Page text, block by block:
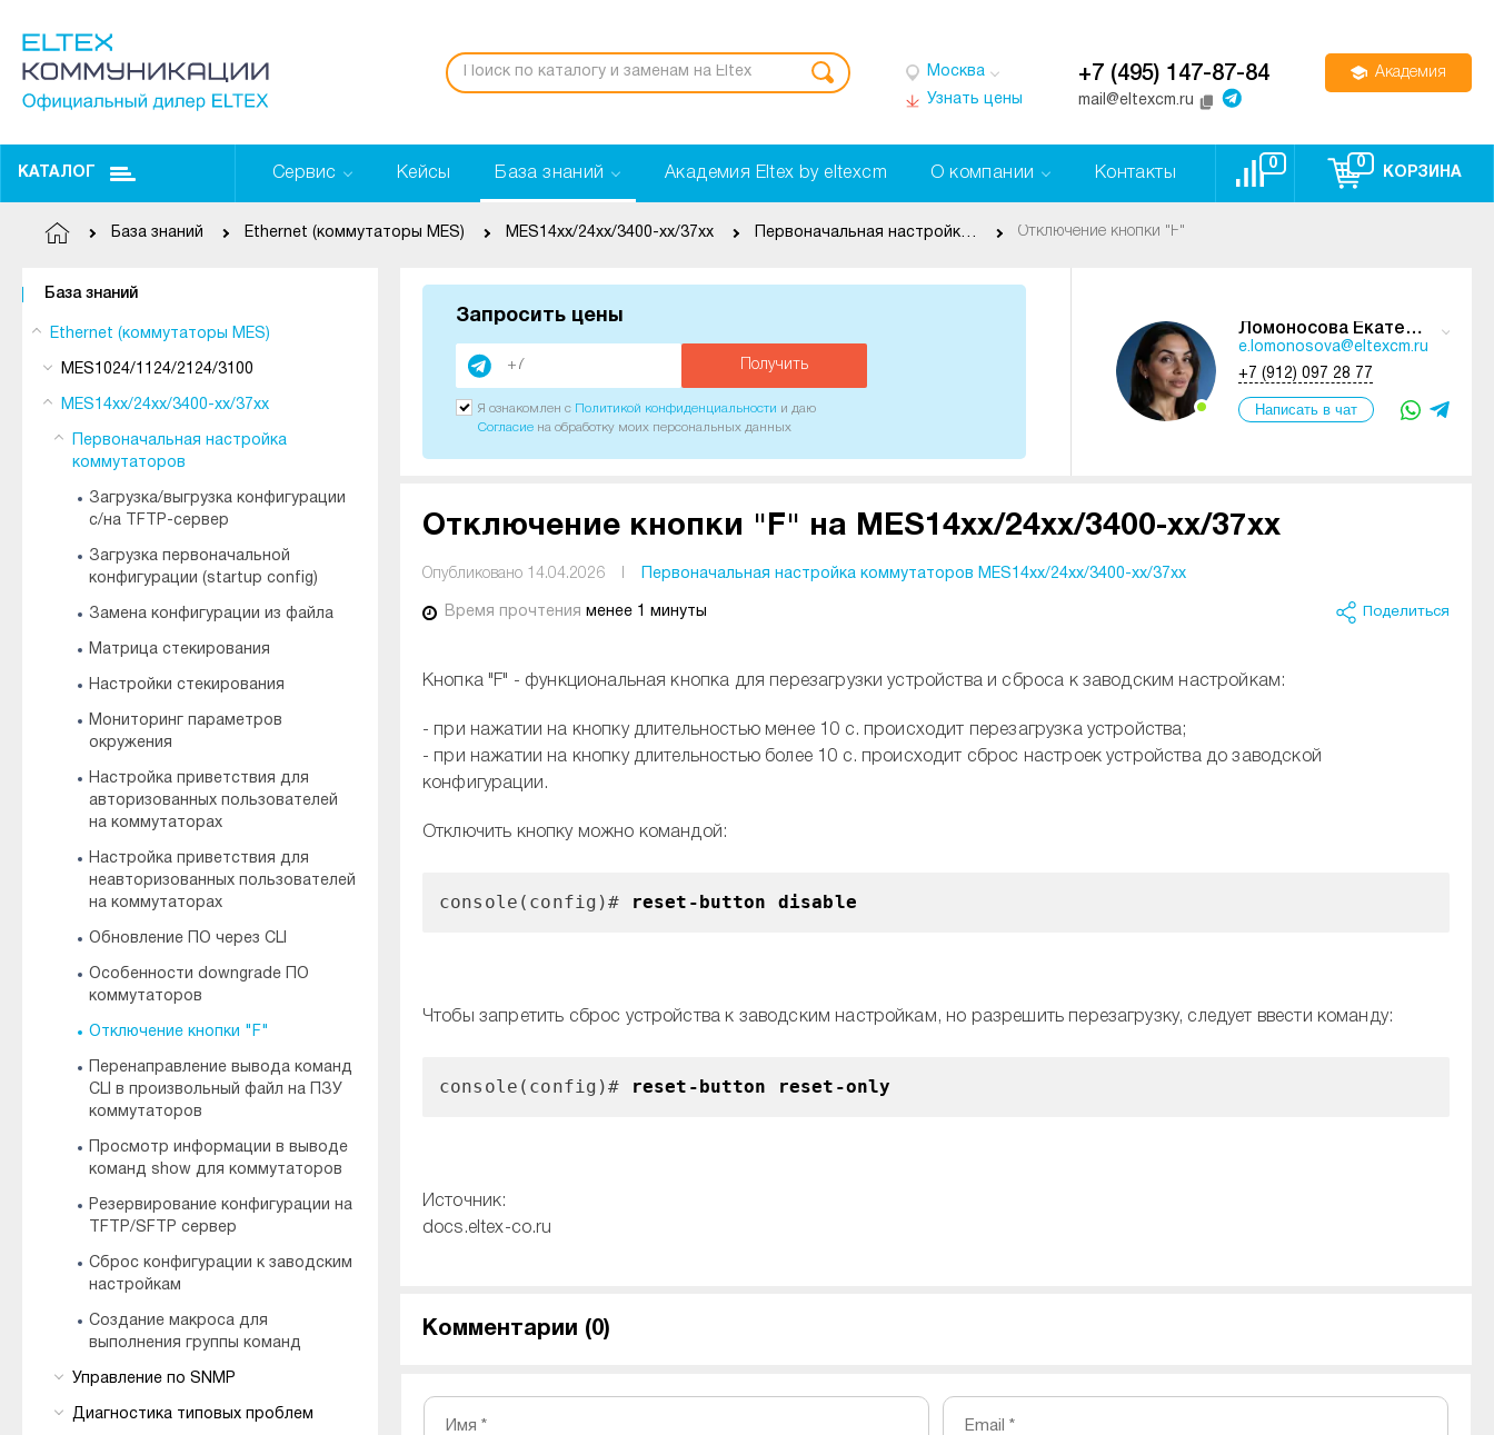
Москва
Узнать цены
+7 (495) 147-87-84
mail@eltexcm.ru
Академия
КАТАЛОГ Сервис Кейсы База знаний Академия Eltex by eltexcm О компании Контакты
0 0
КОРЗИНА
База знаний Ethernet (коммутаторы MES) MES14xx/24xx/3400-xx/37xx Первоначальная настройка коммутаторов Отключение кнопки "F"
База знаний
Ethernet (коммутаторы MES)
MES1024/1124/2124/3100
MES14xx/24xx/3400-xx/37xx
Первоначальная настройка
коммутаторов
Загрузка/выгрузка конфигурации
с/на TFTP-сервер
Загрузка первоначальной
конфигурации (startup config)
Замена конфигурации из файла
Матрица стекирования
Настройки стекирования
Мониторинг параметров
окружения
Настройка приветствия для
авторизованных пользователей
на коммутаторах
Настройка приветствия для
неавторизованных пользователей
на коммутаторах
Обновление ПО через CLI
Особенности downgrade ПО
коммутаторов
Отключение кнопки "F"
Перенаправление вывода команд
CLI в произвольный файл на ПЗУ
коммутаторов
Просмотр информации в выводе
команд show для коммутаторов
Резервирование конфигурации на
TFTP/SFTP сервер
Сброс конфигурации к заводским
настройкам
Создание макроса для
выполнения группы команд
Управление по SNMP
Диагностика типовых проблем
Запросить цены
Получить
Я ознакомлен с Политикой конфиденциальности и даю
Согласие на обработку моих персональных данных
Ломоносова Екатерина
e.lomonosova@eltexcm.ru
+7 (912) 097 28 77
Написать в чат
Отключение кнопки "F" на MES14xx/24xx/3400-xx/37xx
Опубликовано 14.04.2026 Первоначальная настройка коммутаторов MES14xx/24xx/3400-xx/37xx
Время прочтения менее 1 минуты Поделиться
Кнопка "F" - функциональная кнопка для перезагрузки устройства и сброса к заводским настройкам:
- при нажатии на кнопку длительностью менее 10 с. происходит перезагрузка устройства;
- при нажатии на кнопку длительностью более 10 с. происходит сброс настроек устройства до заводской
конфигурации.
Отключить кнопку можно командой:
console(config)# reset-button disable
Чтобы запретить сброс устройства к заводским настройкам, но разрешить перезагрузку, следует ввести команду:
console(config)# reset-button reset-only
Источник:
docs.eltex-co.ru
Комментарии (0)
Имя * Email *